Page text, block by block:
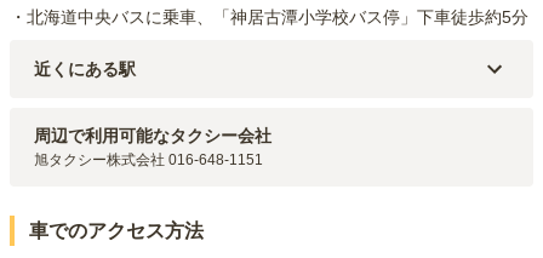
・北海道中央バスに乗車、「神居古潭小学校バス停」下車徒歩約5分
近くにある駅
周辺で利用可能なタクシー会社
旭タクシー株式会社 016-648-1151
車でのアクセス方法